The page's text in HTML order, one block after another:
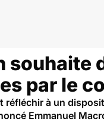
souhaite
par le
réfléchir à un
Emmanuel